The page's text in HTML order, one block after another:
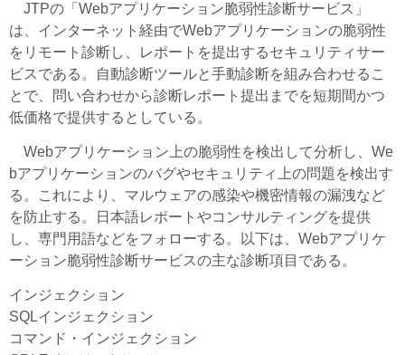
JTPの「Webアプリケーション脆弱性診断サービス」
は、インターネット経由でWebアプリケーションの脆弱性
をリモート診断し、レポートを提出するセキュリティサー
ビスである。自動診断ツールと手動診断を組み合わせるこ
とで、問い合わせから診断レポート提出までを短期間かつ
低価格で提供するとしている。
Webアプリケーション上の脆弱性を検出して分析し、We
bアプリケーションのバグやセキュリティ上の問題を検出す
る。これにより、マルウェアの感染や機密情報の漏洩など
を防止する。日本語レポートやコンサルティングを提供
し、専門用語などをフォローする。以下は、Webアプリケ
ーション脆弱性診断サービスの主な診断項目である。
インジェクション
SQLインジェクション
コマンド・インジェクション